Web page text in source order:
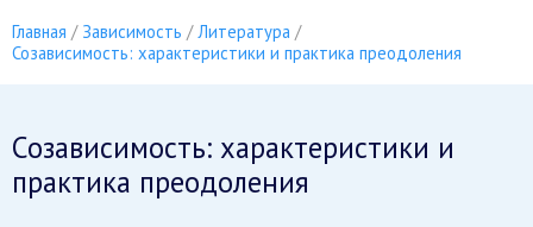
Главная Зависимость
Литература
Созависимость: характеристики и практика преодоления
Созависимость: характеристики и
практика преодоления